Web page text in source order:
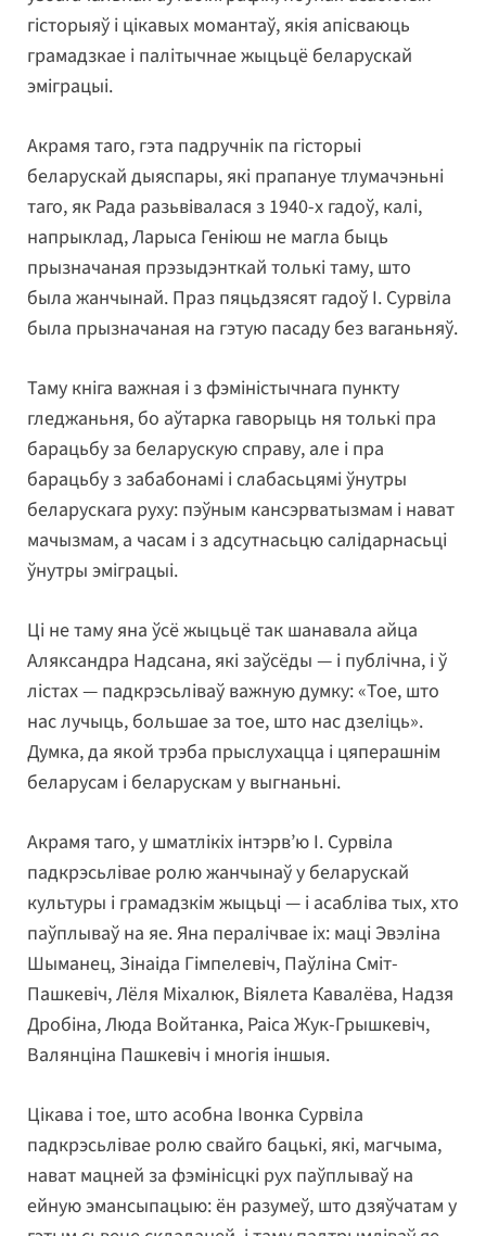
гісторыяў і цікавых момантаў, якія апісваюць
грамадзкае і палітычнае жыцьцё беларускай
эміграцыі.
Акрамя таго, гэта падручнік па гісторыі
беларускай дыяспары, які прапануе тлумачэньні
таго, як Рада разьвівалася з 1940-х гадоў, калі,
напрыклад, Ларыса Геніюш не магла быць
прызначаная прэзыдэнткай толькі таму, што
была жанчынай. Праз пяцьдзясят гадоў І. Сурвіла
была прызначаная на гэтую пасаду без ваганьняў.
Таму кніга важная і з фэміністычнага пункту
гледжаньня, бо аўтарка гаворыць ня толькі пра
барацьбу за беларускую справу, але і пра
барацьбу з забабонамі і слабасьцямі ўнутры
беларускага руху: пэўным кансэрватызмам і нават
мачызмам, а часам і з адсутнасьцю салідарнасьці
ўнутры эміграцыі.
Ці не таму яна ўсё жыцьцё так шанавала айца
Аляксандра Надсана, які заўсёды — і публічна, і ў
лістах — падкрэсьліваў важную думку: «Тое, што
нас лучыць, большае за тое, што нас дзеліць».
Думка, да якой трэба прыслухацца і цяперашнім
беларусам і беларускам у выгнаньні.
Акрамя таго, у шматлікіх інтэрв’ю І. Сурвіла
падкрэсьлівае ролю жанчынаў у беларускай
культуры і грамадзкім жыцьці — і асабліва тых, хто
паўплываў на яе. Яна пералічвае іх: маці Эвэліна
Шыманец, Зінаіда Гімпелевіч, Паўліна Сміт-
Пашкевіч, Лёля Міхалюк, Віялета Кавалёва, Надзя
Дробіна, Люда Войтанка, Раіса Жук-Грышкевіч,
Валянціна Пашкевіч і многія іншыя.
Цікава і тое, што асобна Івонка Сурвіла
падкрэсьлівае ролю свайго бацькі, які, магчыма,
нават мацней за фэмінісцкі рух паўплываў на
ейную эмансыпацыю: ён разумеў, што дзяўчатам у